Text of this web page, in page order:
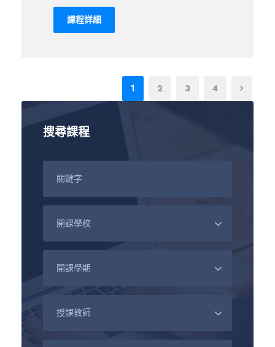
課程詳細
1 2 3 4
搜尋課程